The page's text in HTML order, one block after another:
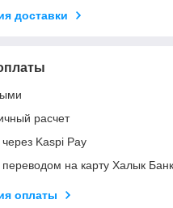
доставки
расчет
Kaspi Pay
на карту Халык
оплаты